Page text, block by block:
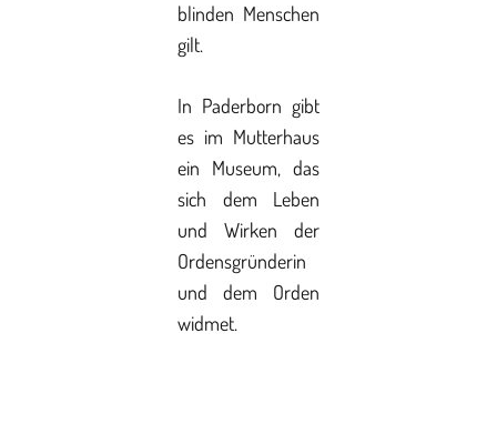
blinden Menschen
gilt.
In Paderborn gibt
es im Mutterhaus
ein Museum, das
sich dem Leben
und Wirken der
Ordensgründerin
und dem Orden
widmet.